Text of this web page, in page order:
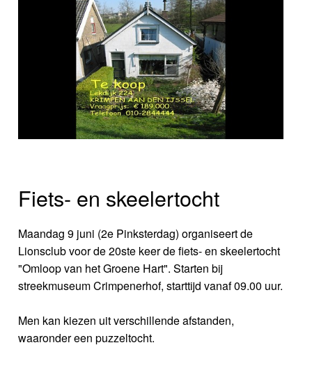
Fiets- en skeelertocht
Maandag 9 juni (2e Pinksterdag) organiseert de
Lionsclub voor de 20ste keer de fiets- en skeelertocht
"Omloop van het Groene Hart". Starten bij
streekmuseum Crimpenerhof, starttijd vanaf 09.00 uur.
Men kan kiezen uit verschillende afstanden,
waaronder een puzzeltocht.